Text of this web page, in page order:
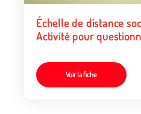
Échelle de distance
Activité pour
Voir la fiche